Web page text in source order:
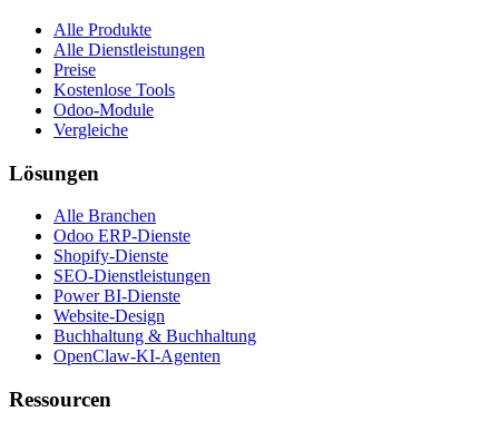
Alle Produkte
Alle Dienstleistungen
Preise
Kostenlose Tools
Odoo-Module
Vergleiche
Lösungen
Alle Branchen
Odoo ERP-Dienste
Shopify-Dienste
SEO-Dienstleistungen
Power BI-Dienste
Website-Design
Buchhaltung & Buchhaltung
OpenClaw-KI-Agenten
Ressourcen